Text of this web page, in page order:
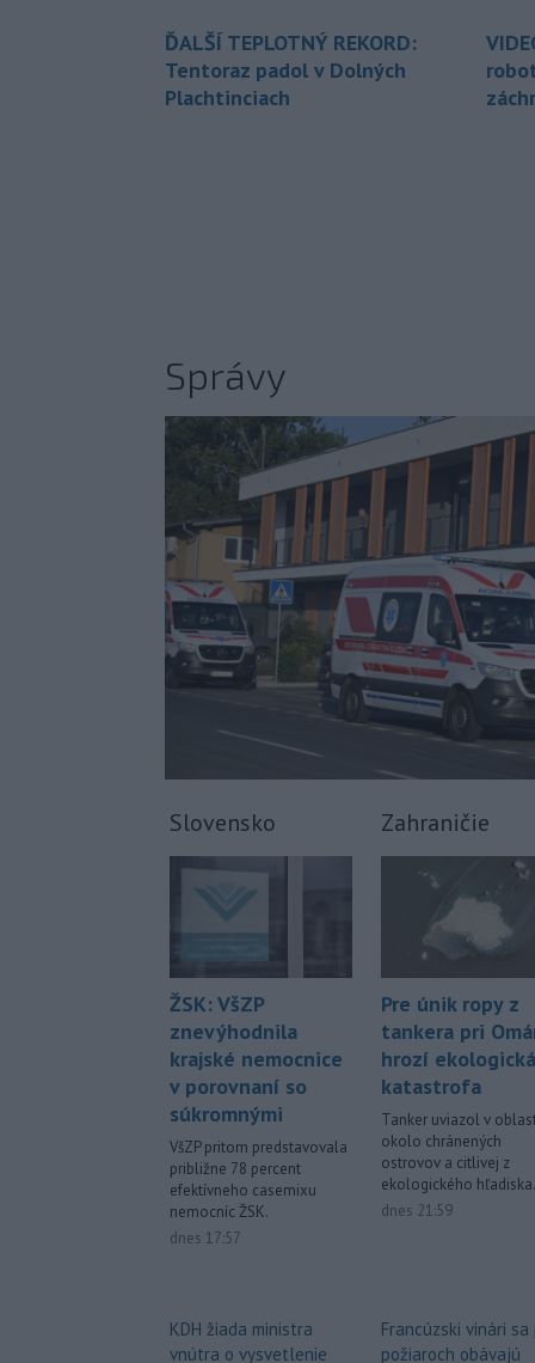
ĎALŠÍ TEPLOTNÝ REKORD:
Tentoraz padol v Dolných
Plachtinciach
Správy
Slovensko
ŽSK: VšZP
znevýhodnila
krajské nemocnice
v porovnaní so
súkromnými
VšZP pritom predstavovala
približne 78 percent
efektívneho casemixu
nemocníc ŽSK.
dnes 17:57
KDH žiada ministra
vnútra o vysvetlenie
Zahraničie
Pre únik ropy z
tankera pri
hrozí ekologická
katastrofa
Tanker uviazol v
okolo chránených
ostrovov a citlivej z
ekologického hľadiska.
dnes 21:59
Francúzski vinári sa
požiaroch obávajú